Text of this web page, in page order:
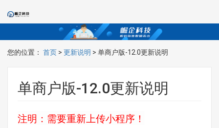
您的位置： 首页 > 更新说明 > 单商户版-12.0更新说明
单商户版-12.0更新说明
注明：需要重新上传小程序！